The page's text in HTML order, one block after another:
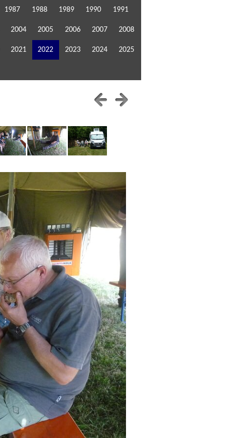
1987 1988 1989 1990 1991
2004 2005 2006 2007 2008
2021 2022 2023 2024 2025